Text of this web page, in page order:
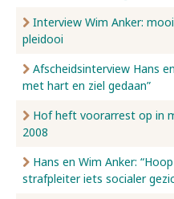
Interview Wim Anker:
pleidooi
Afscheidsinterview Hans
met hart en ziel gedaan”
Hof heft voorarrest op in
2008
Hans en Wim Anker:
strafpleiter iets socialer